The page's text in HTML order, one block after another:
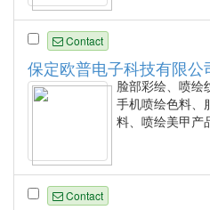
Contact
保定欧普电子科技有限公
脸部彩绘、喷绘
手机喷绘色料、
料、喷绘美甲产
Contact